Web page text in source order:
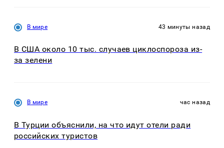
В мире 43 минуты назад
В США около 10 тыс. случаев циклоспороза из-
за зелени
В мире час назад
В Турции объяснили, на что идут отели ради
российских туристов